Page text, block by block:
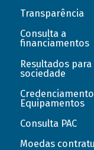
Transparência
Consulta a
financiamentos
Resultados para
sociedade
Equipamentos
Consulta PAC
Moedas